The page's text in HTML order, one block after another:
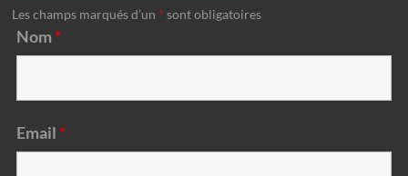
Les champs marqués d’un * sont obligatoires
Nom *
Email *